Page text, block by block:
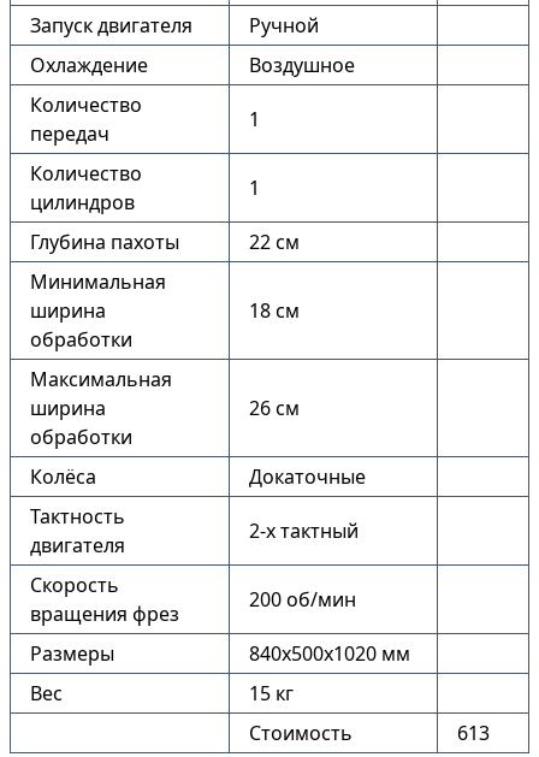
Запуск двигателя
Ручной
Охлаждение
Воздушное
Количество
передач
1
Количество
цилиндров
1
Глубина пахоты
22 см
Минимальная
ширина
обработки
18 см
Максимальная
ширина
обработки
26 см
Колёса
Докаточные
Тактность
двигателя
2-х тактный
Скорость
вращения фрез
200 об/мин
Размеры
840х500х1020 мм
Вес
15 кг
Стоимость
613